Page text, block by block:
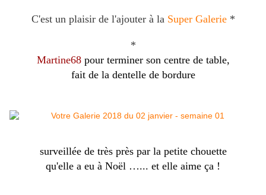
C'est un plaisir de l'ajouter à laSuper Galerie *
*
Martine68pour terminer son centre de table,
fait de la dentelle de bordure
surveillée de très près par la petite chouette
qu'elle a eu à Noël …... et elle aime ça !